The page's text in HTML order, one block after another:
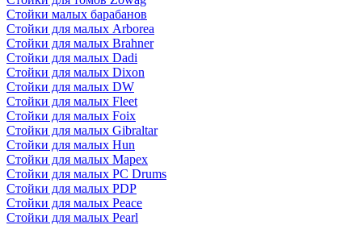
Стойки малых барабанов
Стойки для малых Arborea
Стойки для малых Brahner
Стойки для малых Dadi
Стойки для малых Dixon
Стойки для малых DW
Стойки для малых Fleet
Стойки для малых Foix
Стойки для малых Gibraltar
Стойки для малых Hun
Стойки для малых Mapex
Стойки для малых PC Drums
Стойки для малых PDP
Стойки для малых Peace
Стойки для малых Pearl